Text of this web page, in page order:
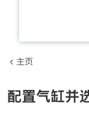
主页
配置气缸并